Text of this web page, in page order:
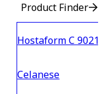
Product Finder
Hostaform C
Celanese